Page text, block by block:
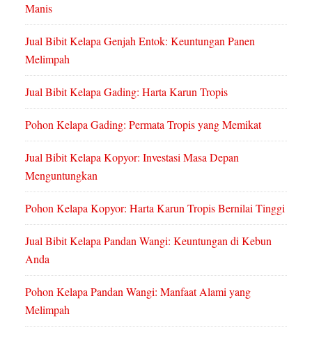
Manis
Jual Bibit Kelapa Genjah Entok: Keuntungan Panen
Melimpah
Jual Bibit Kelapa Gading: Harta Karun Tropis
Pohon Kelapa Gading: Permata Tropis yang Memikat
Jual Bibit Kelapa Kopyor: Investasi Masa Depan
Menguntungkan
Pohon Kelapa Kopyor: Harta Karun Tropis Bernilai Tinggi
Jual Bibit Kelapa Pandan Wangi: Keuntungan di Kebun
Anda
Pohon Kelapa Pandan Wangi: Manfaat Alami yang
Melimpah